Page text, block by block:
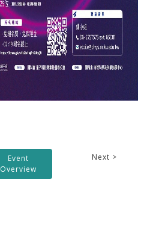
Event
Overview
Next >